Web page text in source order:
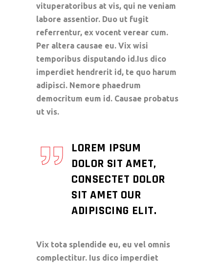
vituperatoribus at vis, qui ne veniam
labore assentior. Duo ut fugit
referrentur, ex vocent verear cum.
Per altera causae eu. Vix wisi
temporibus disputando id.Ius dico
imperdiet hendrerit id, te quo harum
adipisci. Nemore phaedrum
democritum eum id. Causae probatus
ut vis.
LOREM IPSUM
DOLOR SIT AMET,
CONSECTET DOLOR
SIT AMET OUR
ADIPISCING ELIT.
Vix tota splendide eu, eu vel omnis
complectitur. Ius dico imperdiet